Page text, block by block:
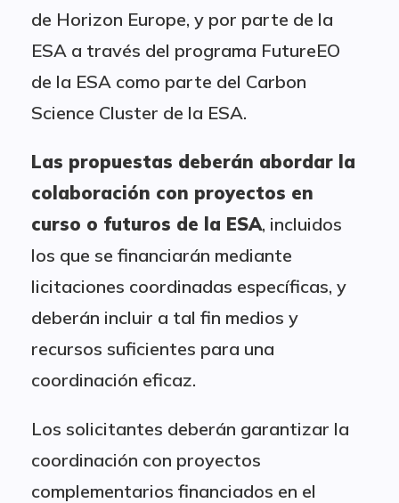
de Horizon Europe, y por parte de la
ESA a través del programa FutureEO
de la ESA como parte del Carbon
Science Cluster de la ESA.
Las propuestas deberán abordar la
colaboración con proyectos en
curso o futuros de la ESA, incluidos
los que se financiarán mediante
licitaciones coordinadas específicas, y
deberán incluir a tal fin medios y
recursos suficientes para una
coordinación eficaz.
Los solicitantes deberán garantizar la
coordinación con proyectos
complementarios financiados en el